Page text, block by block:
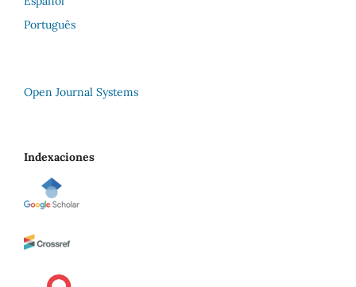
Português
Open Journal Systems
Indexaciones